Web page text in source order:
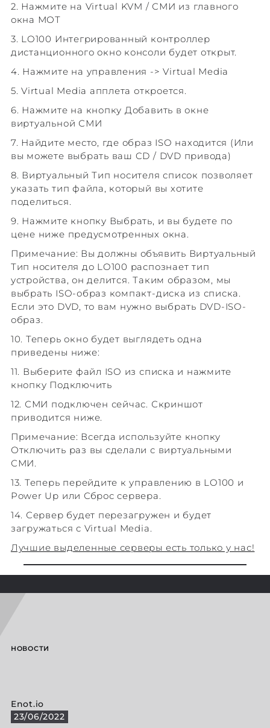
2. Нажмите на Virtual KVM / СМИ из главного
окна МОТ
3. LO100 Интегрированный контроллер
дистанционного окно консоли будет открыт.
4. Нажмите на управления -> Virtual Media
5. Virtual Media апплета откроется.
6. Нажмите на кнопку Добавить в окне
виртуальной СМИ
7. Найдите место, где образ ISO находится (Или
вы можете выбрать ваш CD / DVD привода)
8. Виртуальный Тип носителя список позволяет
указать тип файла, который вы хотите
поделиться.
9. Нажмите кнопку Выбрать, и вы будете по
цене ниже предусмотренных окна.
Примечание: Вы должны объявить Виртуальный
Тип носителя до LO100 распознает тип
устройства, он делится. Таким образом, мы
выбрать ISO-образ компакт-диска из списка.
Если это DVD, то вам нужно выбрать DVD-ISO-
образ.
10. Теперь окно будет выглядеть одна
приведены ниже:
11. Выберите файл ISO из списка и нажмите
кнопку Подключить
12. СМИ подключен сейчас. Скриншот
приводится ниже.
Примечание: Всегда используйте кнопку
Отключить раз вы сделали с виртуальными
СМИ.
13. Теперь перейдите к управлению в LO100 и
Power Up или Сброс сервера.
14. Сервер будет перезагружен и будет
загружаться с Virtual Media.
Лучшие выделенные серверы есть только у нас!
НОВОСТИ
Enot.io
23/06/2022